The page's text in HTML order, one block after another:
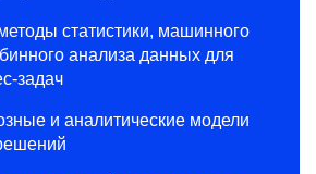
статистики, машинного
анализа данных для
задач
и аналитические модели